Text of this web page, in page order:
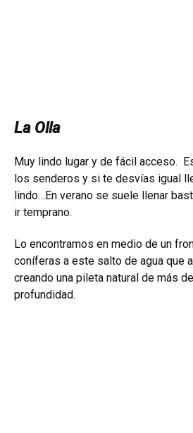
La Olla
Muy lindo lugar y de fácil acceso.
los senderos y si te desvías igual
lindo…En verano se suele llenar
ir temprano.
Lo encontramos en medio de un
coníferas a este salto de agua que
creando una pileta natural de más
profundidad.